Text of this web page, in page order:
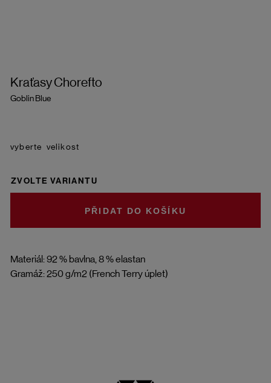
Kraťasy Chorefto
Goblin Blue
Materiál: 92 % bavlna, 8 % elastan
Gramáž: 250 g/m2 (French Terry úplet)
velikost
ZVOLTE VARIANTU
DO KOŠÍKU